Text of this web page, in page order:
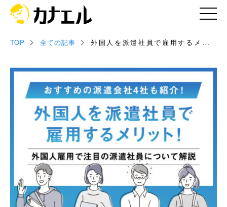
記事
セミナー情報
専門家情報
TOP 全ての記事
外国人を派遣社員で雇用するメリッ